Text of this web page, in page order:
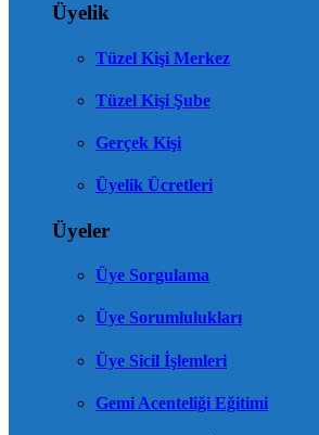
Üyelik
Tüzel Kişi Merkez
Tüzel Kişi Şube
Gerçek Kişi
Üyelik Ücretleri
Üyeler
Üye Sorgulama
Üye Sorumlulukları
Üye Sicil İşlemleri
Gemi Acenteliği Eğitimi